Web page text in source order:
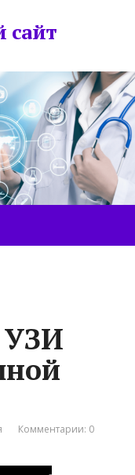
сайт
УЗИ
Комментарии: 0